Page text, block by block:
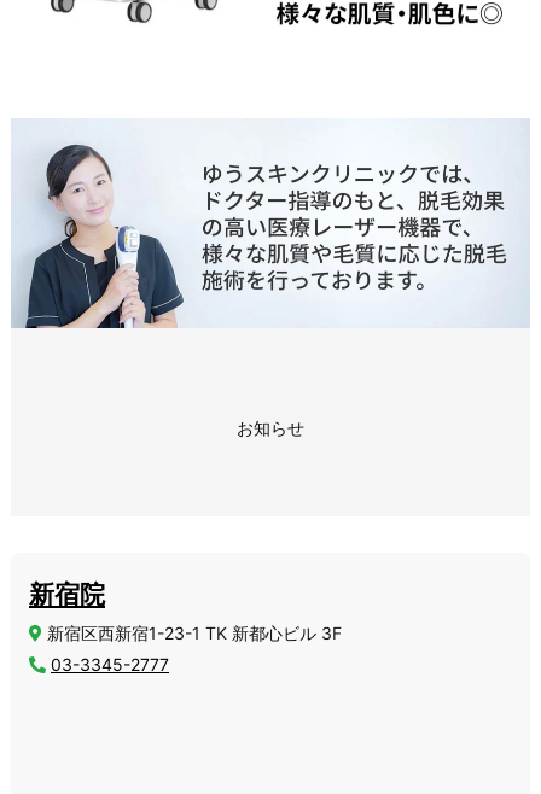
お知らせ
新宿院
新宿区西新宿1-23-1 TK 新都心ビル 3F
03-3345-2777